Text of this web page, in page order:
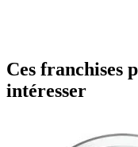
Ces franchises
intéresser